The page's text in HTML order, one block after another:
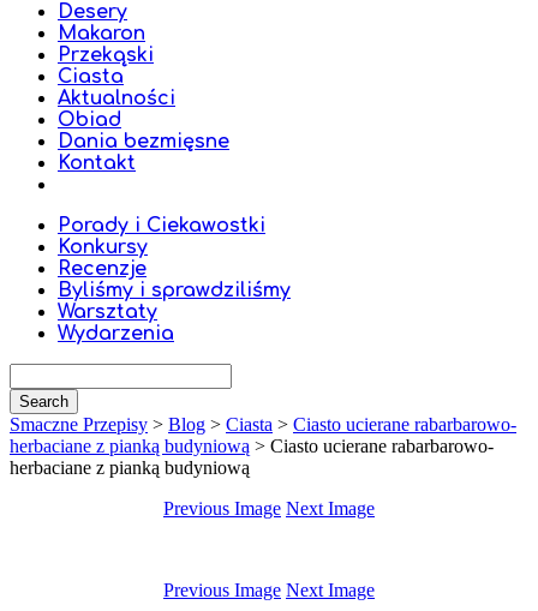
Desery
Makaron
Przekąski
Ciasta
Aktualności
Obiad
Dania bezmięsne
Kontakt
Porady i Ciekawostki
Konkursy
Recenzje
Byliśmy i sprawdziliśmy
Warsztaty
Wydarzenia
Smaczne Przepisy > Blog > Ciasta > Ciasto ucierane rabarbarowo-
herbaciane z pianką budyniową > Ciasto ucierane rabarbarowo-
herbaciane z pianką budyniową
Previous Image Next Image
Previous Image Next Image